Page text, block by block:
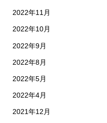
2022年11月
2022年10月
2022年9月
2022年8月
2022年5月
2022年4月
2021年12月